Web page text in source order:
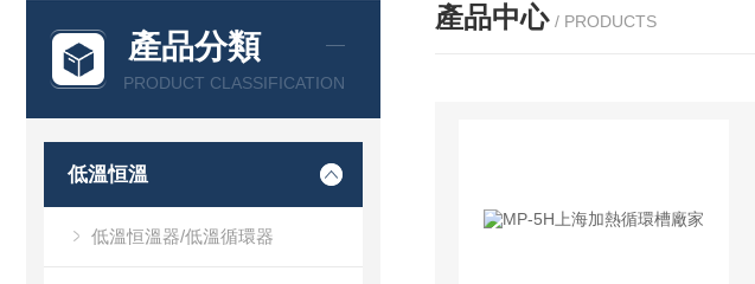
產品分類
PRODUCT CLASSIFICATION
低溫恒溫
低溫恒溫器/低溫循環器
產品中心 / PRODUCTS